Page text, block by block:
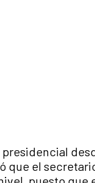
que el